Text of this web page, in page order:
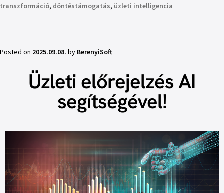
transzformáció, döntéstámogatás, üzleti intelligencia
Posted on 2025.09.08. by BerenyiSoft
Üzleti előrejelzés AI
segítségével!